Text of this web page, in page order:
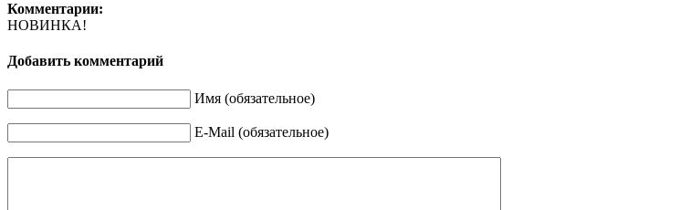
Комментарии:
НОВИНКА!
Добавить комментарий
Имя (обязательное)
E-Mail (обязательное)